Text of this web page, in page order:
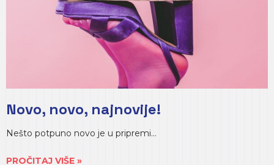
Novo, novo, najnovije!
Nešto potpuno novo je u pripremi…
PROČITAJ VIŠE »